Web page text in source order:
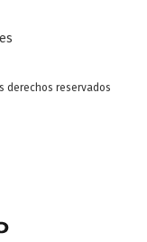
derechos reservados